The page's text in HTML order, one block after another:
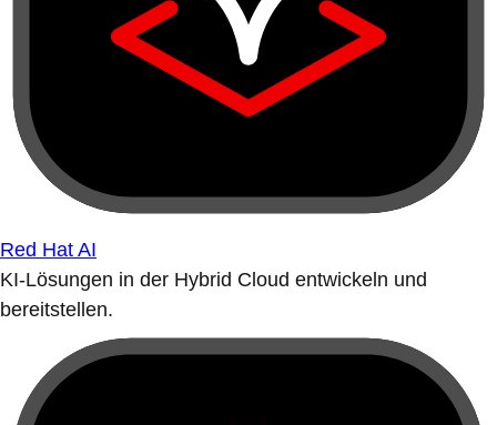
Red Hat AI
KI-Lösungen in der Hybrid Cloud entwickeln und
bereitstellen.